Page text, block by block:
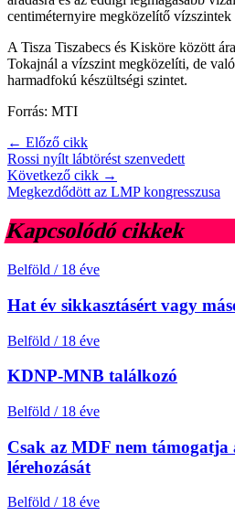
centiméternyire megközelítő
A Tisza Tiszabecs és Kisköre között
Tokajnál a vízszint megközelíti, de
harmadfokú készültségi szintet.
Forrás: MTI
← Előző cikk
Rossi nyílt lábtörést szenvedett
Következő cikk →
Megkezdődött az LMP kongresszusa
Kapcsolódó cikkek
Belföld / 18 éve
Hat év sikkasztásért vagy
Belföld / 18 éve
KDNP-MNB találkozó
Belföld / 18 éve
Csak az MDF nem támogatja
lérehozását
Belföld / 18 éve